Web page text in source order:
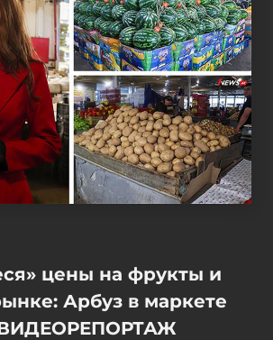
цены на фрукты и
Арбуз в маркете